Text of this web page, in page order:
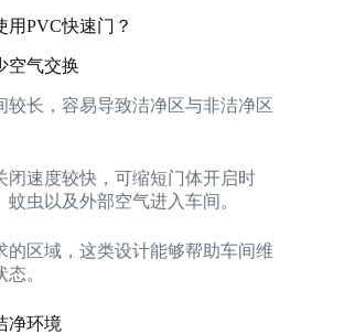
用PVC快速门？
空气交换
较长，容易导致洁净区与非洁净区
闭速度较快，可缩短门体开启时
虫以及外部空气进入车间。
的区域，这类设计能够帮助车间维
。
净环境